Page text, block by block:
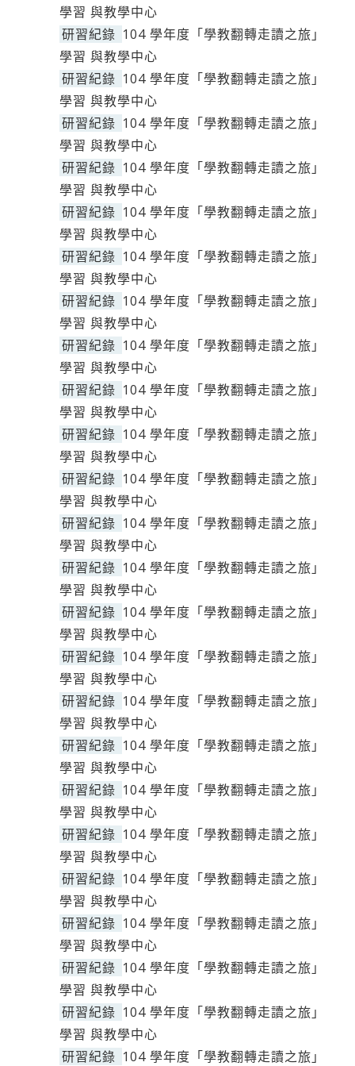
學習 與教學中心
研習紀錄 104 學年度「學教翻轉走讀之旅」
學習 與教學中心
研習紀錄 104 學年度「學教翻轉走讀之旅」
學習 與教學中心
研習紀錄 104 學年度「學教翻轉走讀之旅」
學習 與教學中心
研習紀錄 104 學年度「學教翻轉走讀之旅」
學習 與教學中心
研習紀錄 104 學年度「學教翻轉走讀之旅」
學習 與教學中心
研習紀錄 104 學年度「學教翻轉走讀之旅」
學習 與教學中心
研習紀錄 104 學年度「學教翻轉走讀之旅」
學習 與教學中心
研習紀錄 104 學年度「學教翻轉走讀之旅」
學習 與教學中心
研習紀錄 104 學年度「學教翻轉走讀之旅」
學習 與教學中心
研習紀錄 104 學年度「學教翻轉走讀之旅」
學習 與教學中心
研習紀錄 104 學年度「學教翻轉走讀之旅」
學習 與教學中心
研習紀錄 104 學年度「學教翻轉走讀之旅」
學習 與教學中心
研習紀錄 104 學年度「學教翻轉走讀之旅」
學習 與教學中心
研習紀錄 104 學年度「學教翻轉走讀之旅」
學習 與教學中心
研習紀錄 104 學年度「學教翻轉走讀之旅」
學習 與教學中心
研習紀錄 104 學年度「學教翻轉走讀之旅」
學習 與教學中心
研習紀錄 104 學年度「學教翻轉走讀之旅」
學習 與教學中心
研習紀錄 104 學年度「學教翻轉走讀之旅」
學習 與教學中心
研習紀錄 104 學年度「學教翻轉走讀之旅」
學習 與教學中心
研習紀錄 104 學年度「學教翻轉走讀之旅」
學習 與教學中心
研習紀錄 104 學年度「學教翻轉走讀之旅」
學習 與教學中心
研習紀錄 104 學年度「學教翻轉走讀之旅」
學習 與教學中心
研習紀錄 104 學年度「學教翻轉走讀之旅」
學習 與教學中心
研習紀錄 104 學年度「學教翻轉走讀之旅」